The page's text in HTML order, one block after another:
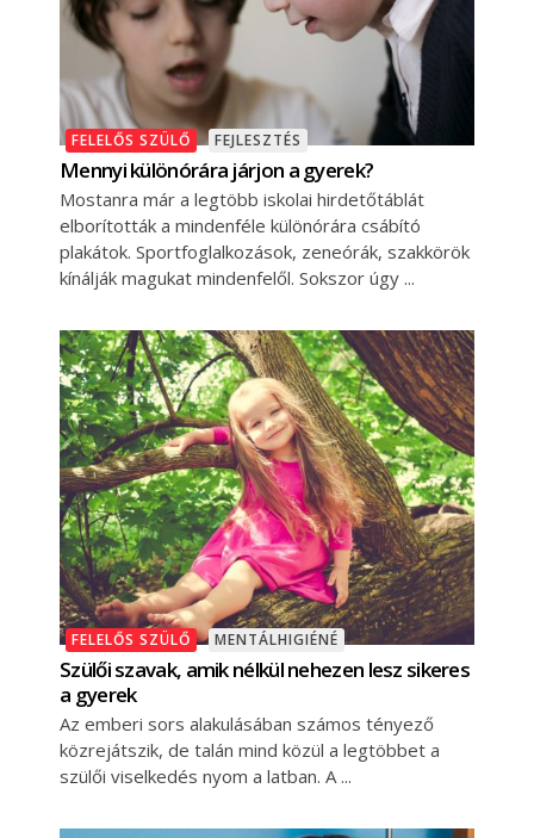
FELELŐS SZÜLŐ FEJLESZTÉS
Mennyi különórára járjon a gyerek?
Mostanra már a legtöbb iskolai hirdetőtáblát
elborították a mindenféle különórára csábító
plakátok. Sportfoglalkozások, zeneórák, szakkörök
kínálják magukat mindenfelől. Sokszor úgy
FELELŐS SZÜLŐ MENTÁLHIGIÉNÉ
Szülői szavak, amik nélkül nehezen lesz sikeres
a gyerek
Az emberi sors alakulásában számos tényező
közrejátszik, de talán mind közül a legtöbbet a
szülői viselkedés nyom a latban. A